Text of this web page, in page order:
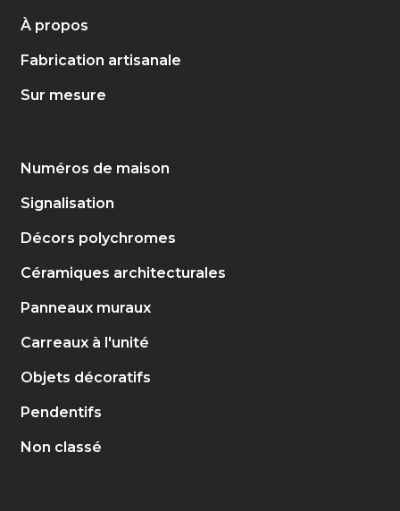
À propos
Fabrication artisanale
Sur mesure
Numéros de maison
Signalisation
Décors polychromes
Céramiques architecturales
Panneaux muraux
Carreaux à l'unité
Objets décoratifs
Pendentifs
Non classé